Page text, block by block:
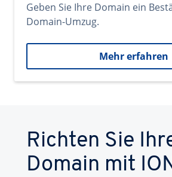
Geben Sie Ihre Domain ein
Domain-Umzug.
Mehr erfahren
Richten Sie
Domain mit